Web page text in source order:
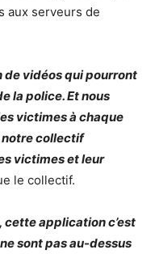
aux serveurs de
de vidéos qui pourront
la police. Et nous
victimes à chaque
notre collectif
victimes et leur
le collectif.
cette application c’est
sont pas au-dessus